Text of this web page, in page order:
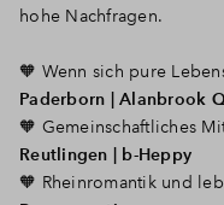
hohe Nachfragen.
🧡 Wenn sich pure
Paderborn | Alanbrook
🧡 Gemeinschaftliches
Reutlingen | b-Heppy
🧡 Rheinromantik und